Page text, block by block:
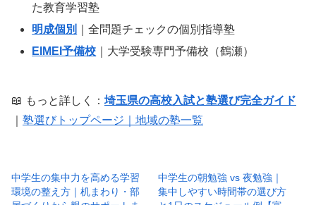
た教育学習塾
明成個別
｜全問題チェックの個別指導塾
EIMEI予備校 ｜大学受験専門予備校（鶴瀬）
📖 もっと詳しく： 埼玉県の高校入試と塾選び完全ガイド
塾選びトップページ｜地域の塾一覧
中学生の集中力を高める学習
環境の整え方｜机まわり・部
中学生の朝勉強 vs 夜勉強｜
集中しやすい時間帯の選び方